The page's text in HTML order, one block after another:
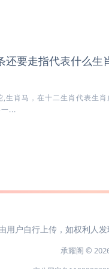
还要走指代表什么生
生肖马，在十二生肖代表生
...
用户自行上传，如权利人
承耀阁 ©